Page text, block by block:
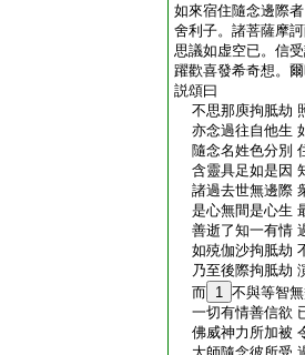
如來宿住隨念邊際
舍利子。諸菩薩摩
思議如虚空已。信
躍歡喜發希奇想。
説頌曰
不思那庾拘胝劫
亦念過往自他生
隨念名姓色分別
含靈具足如是因
諸過去世無邊際
是心無間是心生
善逝了知一有情
如殑伽沙拘胝劫
乃至後際拘胝劫
而 1 不與等智
一切有情善信欲
佛威神力所加被